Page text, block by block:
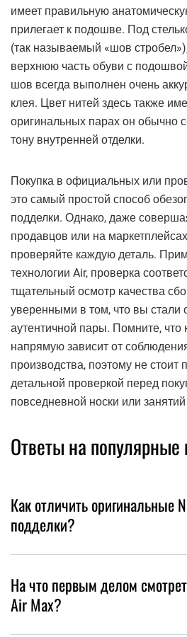
имеет правильную
прилегает к подошве. Под
(так называемый «шов
верхнюю часть обуви с
шов всегда выполнен очень
клея. Цвет нитей здесь также
оригинальных парах он обычно
тону внутренней отделки.
Покупка в официальных или
это самый простой способ
подделки. Однако, даже
продавцов или на
проверяйте каждую деталь.
технологии Air, проверка
тщательный осмотр качества
уверенными в том, что вы стали
аутентичной пары. Помните,
напрямую зависит от
производства, поэтому не стоит
детальной проверкой перед
повседневной носки или
Ответы на популярные
Как отличить оригинальные
подделки?
На что первым делом
Air Max?